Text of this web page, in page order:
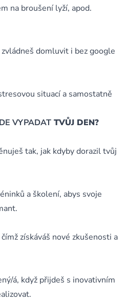
na broušení lyží, apod.
domluvit i bez google
situací a samostatně
VYPADAT TVŮJ DEN?
tak, jak kdyby dorazil tvůj
a školení, abys svoje
získáváš nové zkušenosti a
á, když přijdeš s inovativním